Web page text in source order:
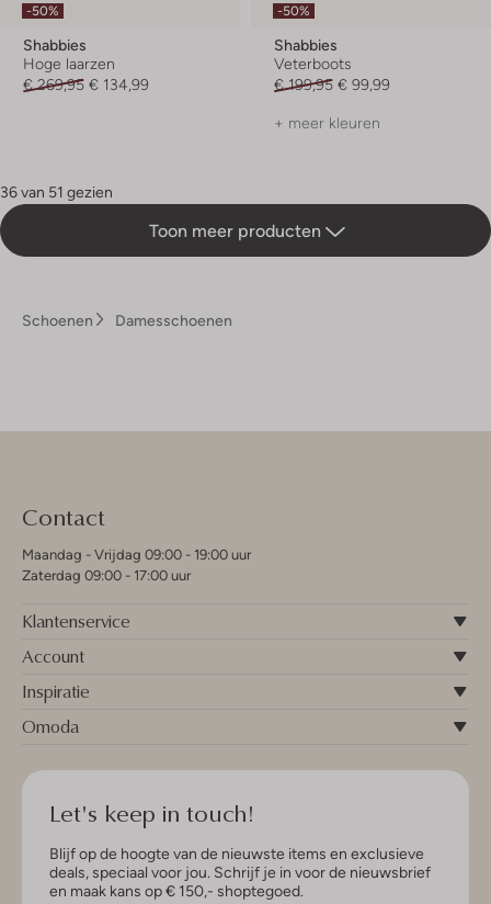
-50%
Shabbies
Hoge laarzen
€ 269,95 € 134,99
-50%
Shabbies
Veterboots
€ 199,95 € 99,99
+ meer kleuren
36 van 51 gezien
Toon meer producten
Schoenen Damesschoenen
Contact
Maandag - Vrijdag 09:00 - 19:00 uur
Zaterdag 09:00 - 17:00 uur
Klantenservice
Account
Inspiratie
Omoda
Let's keep in touch!
Blijf op de hoogte van de nieuwste items en exclusieve
deals, speciaal voor jou. Schrijf je in voor de nieuwsbrief
en maak kans op € 150,- shoptegoed.